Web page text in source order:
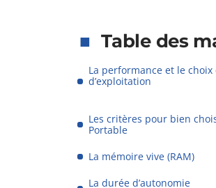
Table des
La performance et le choix
d’exploitation
Les critères pour bien
Portable
La mémoire vive (RAM)
La durée d’autonomie